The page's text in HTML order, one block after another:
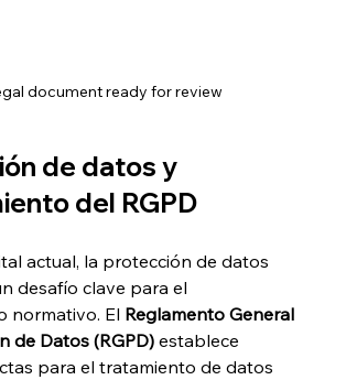
document ready for review
de datos y
del RGPD
actual, la protección de datos
desafío clave para el
normativo. El Reglamento General
de Datos (RGPD) establece
para el tratamiento de datos